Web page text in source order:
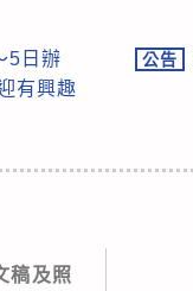
5日辦
有興趣
公告
稿及照